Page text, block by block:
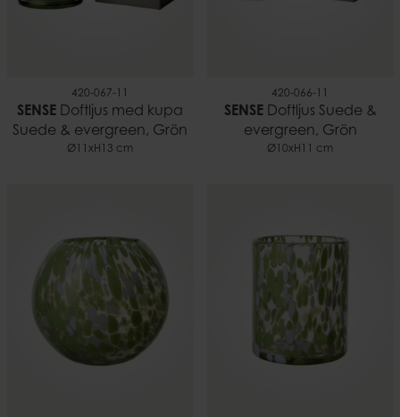
420-067-11
SENSE Doftljus med kupa
Suede & evergreen, Grön
Ø11xH13 cm
420-066-11
SENSEDoftljus Suede &
evergreen, Grön
Ø10xH11 cm